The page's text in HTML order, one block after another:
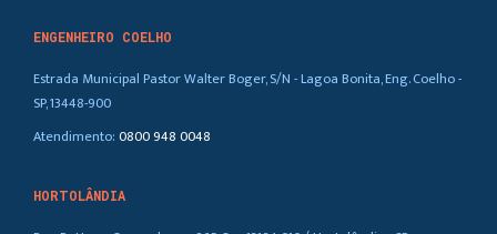
ENGENHEIRO COELHO
Estrada Municipal Pastor Walter Boger, S/N - Lagoa Bonita, Eng. Coelho -
SP, 13448-900
Atendimento:0800 948 0048
HORTOLÂNDIA